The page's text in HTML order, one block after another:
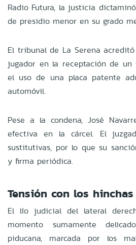
Radio Futura, la justicia
de presidio menor en su grado
El tribunal de La Serena
jugador en la receptación de un
el uso de una placa patente
automóvil.
Pese a la condena, José
efectiva en la cárcel. El
sustitutivas, por lo que su
y firma periódica.
Tensión con los hinchas
El lío judicial del lateral
momento sumamente
piducana, marcada por los